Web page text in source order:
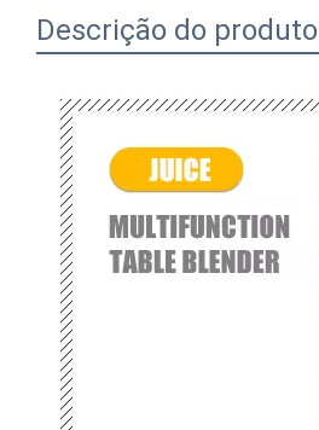
Descrição do produto